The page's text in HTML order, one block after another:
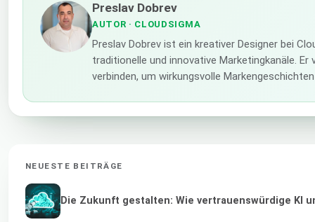
Preslav Dobrev
AUTOR · CLOUDSIGMA
Preslav Dobrev ist ein kreativer Designer bei
traditionelle und innovative Marketingkanäle.
verbinden, um wirkungsvolle
NEUESTE BEITRÄGE
Die Zukunft gestalten: Wie vertrauenswürdige KI